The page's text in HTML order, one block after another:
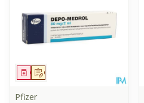
Op voorschrift
Geneesmiddel
Pfizer